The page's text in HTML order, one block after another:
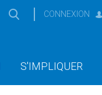
CONNEXION
S'IMPLIQUER